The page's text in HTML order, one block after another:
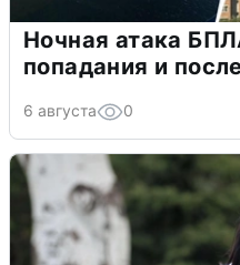
Ночная атака
попадания и
6 августа 0